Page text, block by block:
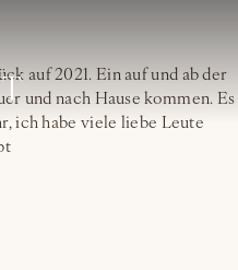
auf 2021. Ein auf und ab der
und nach Hause kommen. Es
ich habe viele liebe Leute